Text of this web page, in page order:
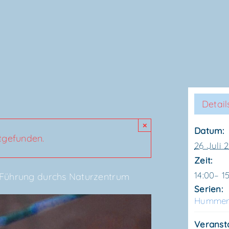
×
durchs Naturzentrum
Datum:
26 Juli
Zeit:
14:00–
Serien: